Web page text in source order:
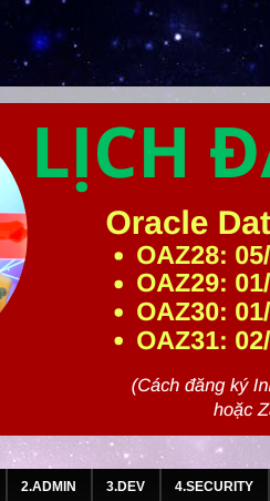
2.ADMIN 3.DEV 4.SECURITY